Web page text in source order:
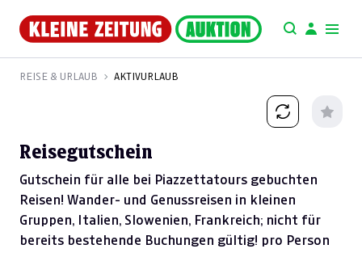
REISE & URLAUB AKTIVURLAUB
Reisegutschein
Gutschein für alle bei Piazzettatours gebuchten
Reisen! Wander- und Genussreisen in kleinen
Gruppen, Italien, Slowenien, Frankreich; nicht für
bereits bestehende Buchungen gültig! pro Person